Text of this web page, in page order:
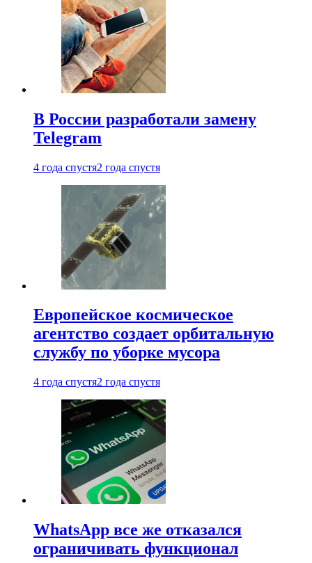
В России разработали замену
Telegram
4 года спустя2 года спустя
Европейское космическое
агентство создает орбитальную
службу по уборке мусора
4 года спустя2 года спустя
WhatsApp все же отказался
ограничивать функционал